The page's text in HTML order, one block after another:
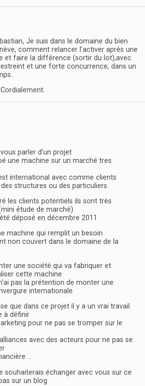
Je suis dans le domaine du bien
comment relancer l’activer après une
et faire la différence (sortir du lot),avec
et une forte concurrence, dans un
parler d’un projet
une machine sur un marché tres
international avec comme clients
structures ou des particuliers
les clients potentiels ils sont très
étude de marché)
déposé en décembre 2011
machine qui remplit un besoin
non couvert dans le domaine de la
une société qui va fabriquer et
cette machine
pas la prétention de monter une
internationale
que dans ce projet il y a un vrai travail
à définir
pour ne pas se tromper sur le
avec des acteurs pour ne pas se
..
souhaiterais échanger avec vous sur ce
sur un blog